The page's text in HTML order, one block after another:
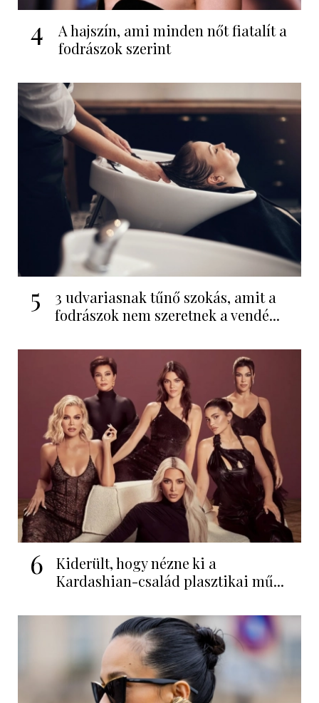
4
A hajszín, ami minden nőt fiatalít a
fodrászok szerint
5
3 udvariasnak tűnő szokás, amit a
fodrászok nem szeretnek a vendé...
6
Kiderült, hogy nézne ki a
Kardashian-család plasztikai mű...